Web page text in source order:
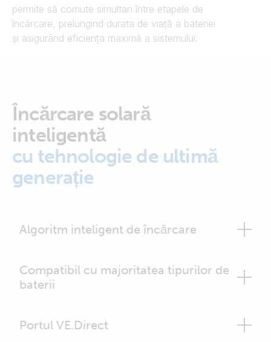
permite să comute simultan între etapele de
încărcare, prelungind durata de viață a bateriei
și asigurând eficiența maximă a sistemului.
Încărcare solară
inteligentă
cu tehnologie de ultimă
generație
Algoritm inteligent de încărcare
Compatibil cu majoritatea tipurilor de
baterii
Portul VE.Direct